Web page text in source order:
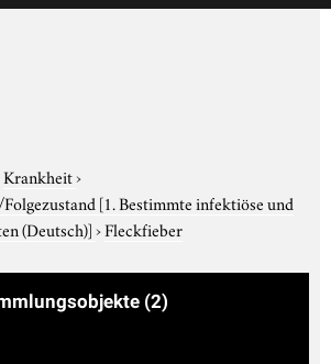
Krankheit›
[1. Bestimmte infektiöse und
(Deutsch)]›Fleckfieber
(2)